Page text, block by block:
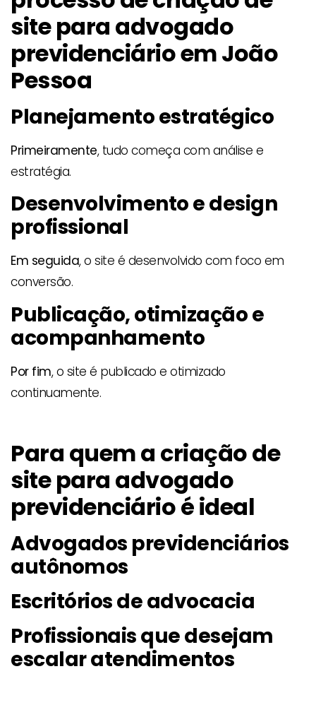
site para advogado
previdenciário em João
Pessoa
Planejamento estratégico
Primeiramente, tudo começa com análise e
estratégia.
Desenvolvimento e design
profissional
Em seguida, o site é desenvolvido com foco em
conversão.
Publicação, otimização e
acompanhamento
Por fim, o site é publicado e otimizado
continuamente.
Para quem a criação de
site para advogado
previdenciário é ideal
Advogados previdenciários
autônomos
Escritórios de advocacia
Profissionais que desejam
escalar atendimentos